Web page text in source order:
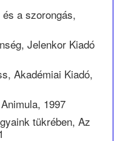
a szorongás,
Jelenkor Kiadó
Akadémiai Kiadó,
1997
tükrében, Az